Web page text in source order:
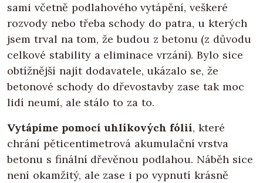
sami včetně podlahového vytápění, veškeré
rozvody nebo třeba schody do patra, u kterých
jsem trval na tom, že budou z betonu (z důvodu
celkové stability a eliminace vrzání). Bylo sice
obtížnější najít dodavatele, ukázalo se, že
betonové schody do dřevostavby zase tak moc
lidí neumí, ale stálo to za to.
Vytápíme pomocí uhlíkových fólií, které
chrání pěticentimetrová akumulační vrstva
betonu s finální dřevěnou podlahou. Náběh sice
není okamžitý, ale zase i po vypnutí krásně